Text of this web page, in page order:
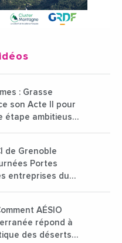
: Grasse
son Acte II pour
étape ambitieuse
de Grenoble
Portes
entreprises du
AÉSIO
répond à
des déserts